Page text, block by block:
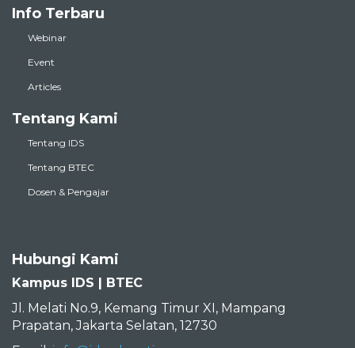
Webinar
Event
Articles
Tentang Kami
Tentang IDS
Tentang BTEC
Dosen & Pengajar
Kampus IDS | BTEC
Jl. Melati No.9, Kemang Timur XI, Mampang
Prapatan, Jakarta Selatan, 12730
Email: info@idseducation.com
Telepon: 021 7199 159